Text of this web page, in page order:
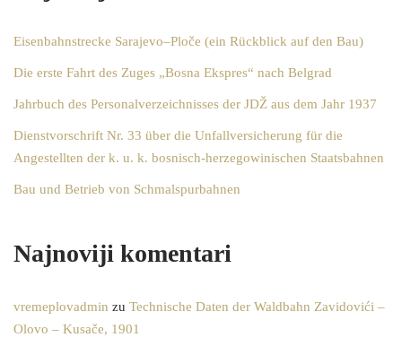
Eisenbahnstrecke Sarajevo–Ploče (ein Rückblick auf den Bau)
Die erste Fahrt des Zuges „Bosna Ekspres“ nach Belgrad
Jahrbuch des Personalverzeichnisses der JDŽ aus dem Jahr 1937
Dienstvorschrift Nr. 33 über die Unfallversicherung für die
Angestellten der k. u. k. bosnisch-herzegowinischen Staatsbahnen
Bau und Betrieb von Schmalspurbahnen
Najnoviji komentari
vremeplovadmin zu Technische Daten der Waldbahn Zavidovići –
Olovo – Kusače, 1901